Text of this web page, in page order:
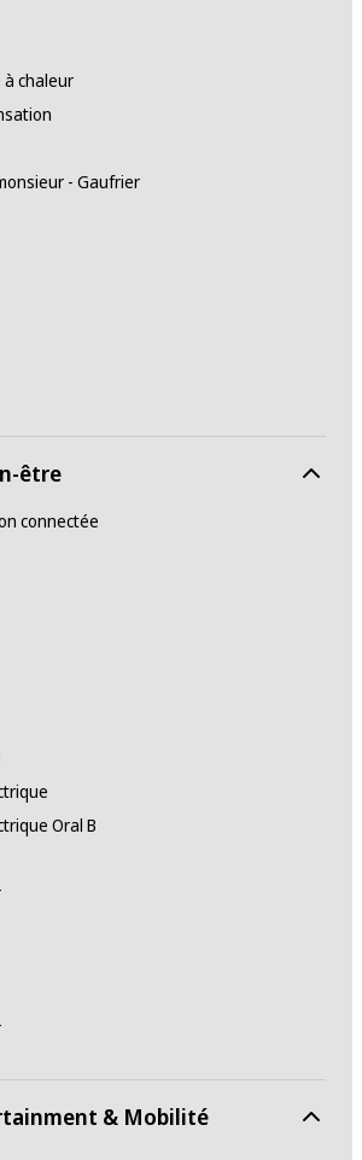
chaleur
- Gaufrier
être
connectée
Oral B
& Mobilité